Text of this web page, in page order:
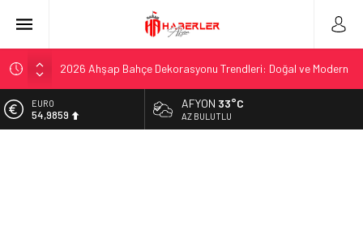
2026 Ahşap Bahçe Dekorasyonu Trendleri: Doğal ve Modern
Tasarım Önerileri
Organik Büyüme Stratejisi: Uzun Vadede Sosyal Medya
Başarısı Nasıl Sağlanır?
Seamless Travel Begins: Discover the Convenience of
EURO
54,9859
AFYON 33°C
AZ BULUTLU